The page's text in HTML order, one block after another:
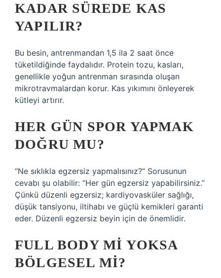
KADAR SÜREDE KAS
YAPILIR?
Bu besin, antrenmandan 1,5 ila 2 saat önce
tüketildiğinde faydalıdır. Protein tozu, kasları,
genellikle yoğun antrenman sırasında oluşan
mikrotravmalardan korur. Kas yıkımını önleyerek
kütleyi artırır.
HER GÜN SPOR YAPMAK
DOĞRU MU?
“Ne sıklıkla egzersiz yapmalısınız?” Sorusunun
cevabı şu olabilir: “Her gün egzersiz yapabilirsiniz.”
Çünkü düzenli egzersiz; kardiyovasküler sağlığı,
düşük tansiyonu, iltihabı ve güçlü kemikleri garanti
eder. Düzenli egzersiz beyin için de önemlidir.
FULL BODY MI YOKSA
BÖLGESEL MI?